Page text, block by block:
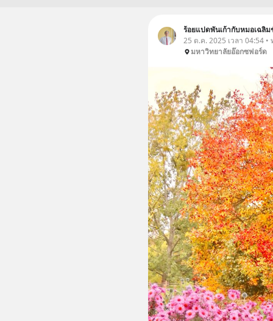
ร้อยแปดพันเก้ากับหมอเฉลิม
25 ต.ค. 2025 เวลา 04:54 •
มหาวิทยาลัยอ๊อกซฟอร์ด